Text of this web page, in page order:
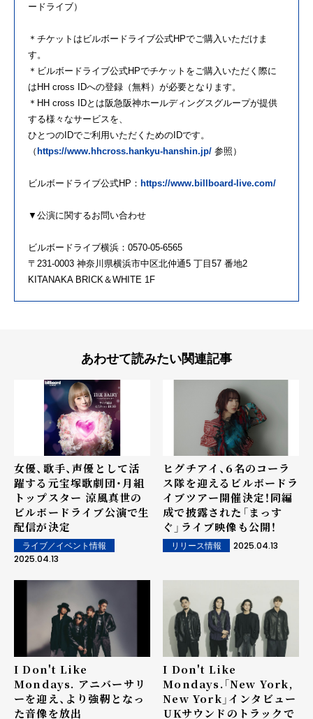
ードライブ）
＊チケットはビルボードライブ公式HPでご購入いただけま
す。
＊ビルボードライブ公式HPでチケットをご購入いただく際に
はHH cross IDへの登録（無料）が必要となります。
＊HH cross IDとは阪急阪神ホールディングスグループが提供
する様々なサービスを、
ひとつのIDでご利用いただくためのIDです。
（https://www.hhcross.hankyu-hanshin.jp/ 参照）
ビルボードライブ公式HP： https://www.billboard-live.com/
▼公演に関するお問い合わせ
ビルボードライブ横浜：0570-05-6565
〒231-0003 神奈川県横浜市中区北仲通5 丁目57 番地2
KITANAKA BRICK＆WHITE 1F
あわせて読みたい関連記事
女優、歌手、声優として活
躍する元宝塚歌劇団・月組
トップスター 涼風真世の
ビルボードライブ公演で生
配信が決定
ライブ／イベント情報
2025.04.13
ヒグチアイ、6名のコーラ
ス隊を迎えるビルボードラ
イブツアー開催決定！同編
成で披露された「まっす
ぐ」ライブ映像も公開！
リリース情報 2025.04.13
I Don't Like
Mondays. アニバーサリ
ーを迎え、より強靭となっ
た音像を放出
I Don't Like
Mondays.「New York,
New York」インタビュー
――UKサウンドのトラックで